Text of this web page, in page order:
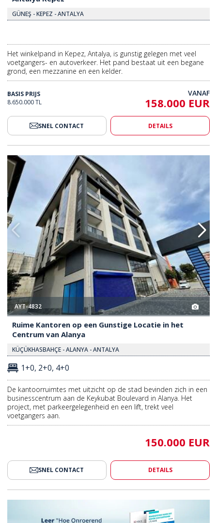
Het winkelpand in Kepez, Antalya, is gunstig gelegen met veel
voetgangers- en autoverkeer. Het pand bestaat uit een begane
grond, een mezzanine en een kelder.
8.650.000 TL
158.000 EUR
SNEL CONTACT DETAILS
AYT-4832
Ruime Kantoren op een Gunstige Locatie in het
Centrum van Alanya
KÜÇÜKHASBAHÇE - ALANYA - ANTALYA
1+0, 2+0, 4+0
De kantoorruimtes met uitzicht op de stad bevinden zich in een
businesscentrum aan de Keykubat Boulevard in Alanya. Het
project, met parkeergelegenheid en een lift, trekt veel
voetgangers aan.
SNEL CONTACT DETAILS